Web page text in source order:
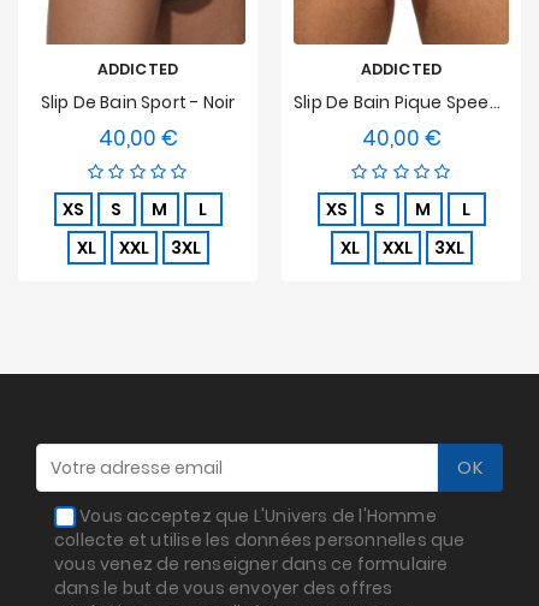
ADDICTED
Slip De Bain Sport - Noir
40,00 €Prix
XS S M
L
XL
XXL 3XL
ADDICTED
Slip De Bain Pique Speedo - Rose
40,00 €Prix
XS S M
L
XL
XXL 3XL
Vous acceptez que L'Univers de l'Homme
collecte et utilise les données personnelles que
vous venez de renseigner dans ce formulaire
dans le but de vous envoyer des offres